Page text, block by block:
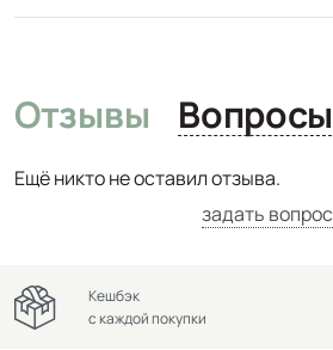
Отзывы
Ещё никто не оставил отзыва.
задать вопрос
Кешбэк
с каждой покупки